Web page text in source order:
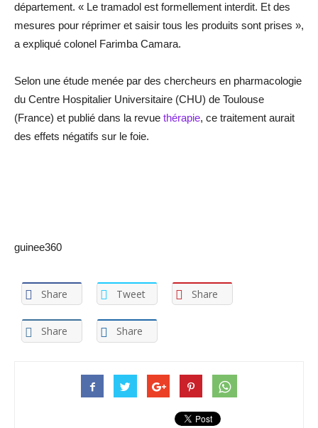
département. « Le tramadol est formellement interdit. Et des
mesures pour réprimer et saisir tous les produits sont prises »,
a expliqué colonel Farimba Camara.
Selon une étude menée par des chercheurs en pharmacologie
du Centre Hospitalier Universitaire (CHU) de Toulouse
(France) et publié dans la revue thérapie, ce traitement aurait
des effets négatifs sur le foie.
guinee360
Share Tweet Share
Share Share